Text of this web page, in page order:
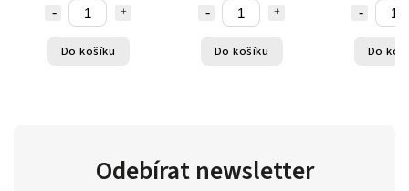
Do košíku Do košíku Do
Odebírat newsletter